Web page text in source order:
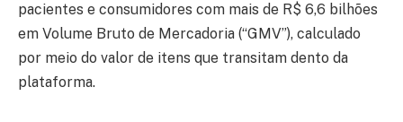
pacientes e consumidores com mais de R$ 6,6 bilhões
em Volume Bruto de Mercadoria (“GMV”), calculado
por meio do valor de itens que transitam dento da
plataforma.